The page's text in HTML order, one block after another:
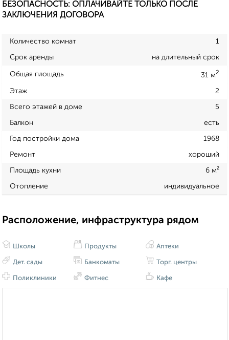
БЕЗОПАСНОСТЬ: ОПЛАЧИВАЙТЕ ТОЛЬКО ПОСЛЕ
ЗАКЛЮЧЕНИЯ ДОГОВОРА
Количество комнат 1
Срок аренды на длительный срок
Общая площадь 31 м2
Этаж 2
Всего этажей в доме 5
Балкон есть
Год постройки дома 1968
Ремонт хороший
Площадь кухни 6 м²
Отопление индивидуальное
Расположение, инфраструктура рядом
Школы
Дет. сады
Поликлиники
Продукты
Банкоматы
Фитнес
Аптеки
Торг. центры
Кафе